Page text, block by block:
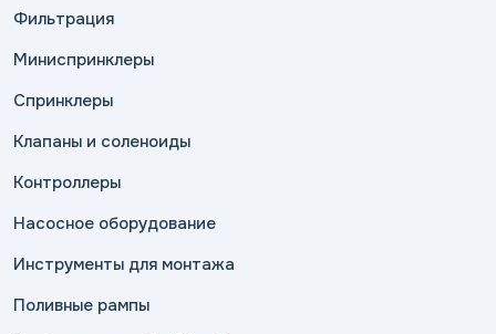
Фильтрация
Миниспринклеры
Спринклеры
Клапаны и соленоиды
Контроллеры
Насосное оборудование
Инструменты для монтажа
Поливные рампы